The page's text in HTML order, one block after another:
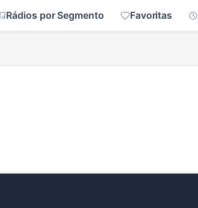
Rádios por Segmento Favoritas